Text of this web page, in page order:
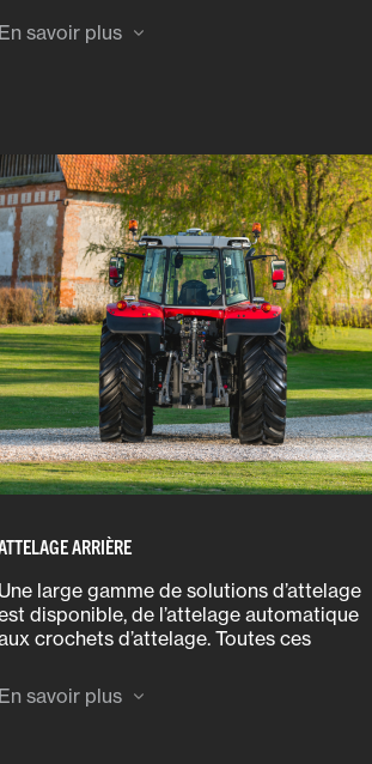
conducteur. Parez à toute éventualité en
installant une trousse de premier secours,
En savoir plus
ARRIÈRE
Une large gamme de solutions d’attelage
disponible, de l’attelage automatique
crochets d’attelage. Toutes ces
un attelage robuste et fiable de votre outil
ou de votre remorque.
En savoir plus